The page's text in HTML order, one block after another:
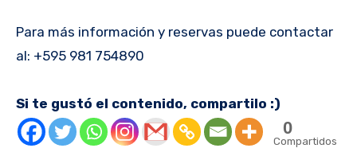
Para más información y reservas puede contactar
al: +595 981 754890
Si te gustó el contenido, compartilo :)
0
Compartidos